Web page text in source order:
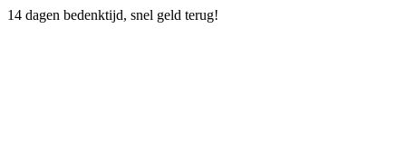
14 dagen bedenktijd, snel geld terug!